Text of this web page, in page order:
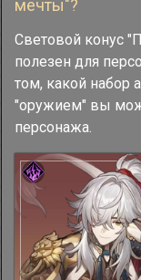
мечты"?
Световой конус
полезен для
том, какой набор
"оружием" вы
персонажа.